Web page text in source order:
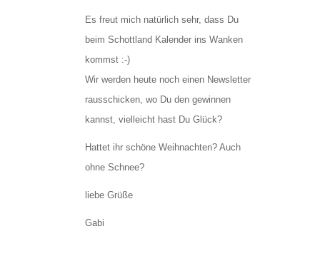
Es freut mich natürlich sehr, dass Du
beim Schottland Kalender ins Wanken
kommst :-)
Wir werden heute noch einen Newsletter
rausschicken, wo Du den gewinnen
kannst, vielleicht hast Du Glück?
Hattet ihr schöne Weihnachten? Auch
ohne Schnee?
liebe Grüße
Gabi